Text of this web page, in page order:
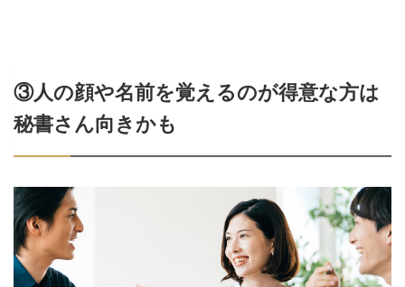
③人の顔や名前を覚えるのが得意な方は
秘書さん向きかも